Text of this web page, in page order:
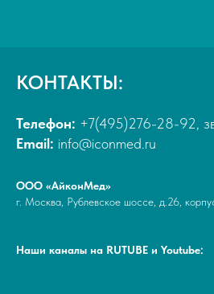
КОНТАКТЫ:
Телефон: +7(495)276-28-92,
Email: info@iconmed.ru
ООО «АйконМед»
г. Москва, Рублевское шоссе, д.26,
Наши каналы на RUTUBE и Youtube: